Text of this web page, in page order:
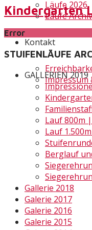
Läufe 2026
Läufe Archiv
Kontakt
Impressum
Kindergarten
Error
STUIFENLÄUFE
GALLERIEN 2019
Lauf 800m
Lauf
Berglauf
Gallerie 2018
Galerie 2017
Galerie 2016
Galerie 2015